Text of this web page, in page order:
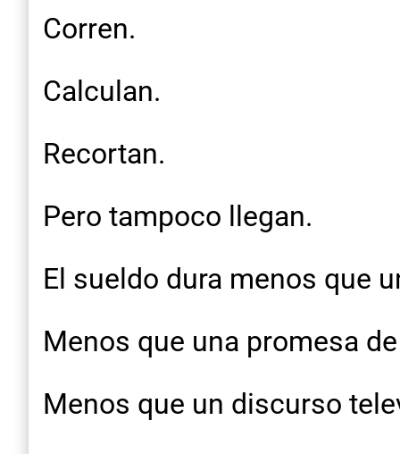
Corren.
Calculan.
Recortan.
Pero tampoco llegan.
El sueldo dura menos que
Menos que una promesa
Menos que un discurso